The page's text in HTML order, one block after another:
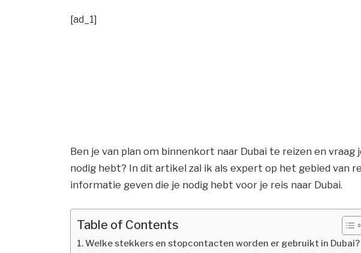
[ad_1]
Ben je van plan om binnenkort naar Dubai te reizen en
nodig hebt? In dit artikel zal ik als expert op het gebied van
informatie geven die je nodig hebt voor je reis naar Dubai.
Table of Contents
Welke stekkers en stopcontacten worden er gebruikt in Dubai?